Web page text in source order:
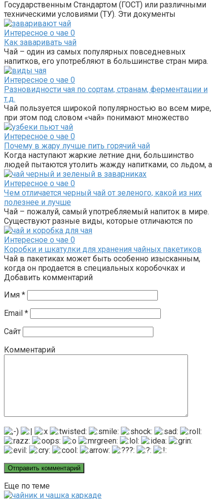
Государственным Стандартом (ГОСТ) или различными
техническими условиями (ТУ). Эти документы
Интересное о чае 0
Как заваривать чай
Чай – один из самых популярных повседневных
напитков, его употребляют в большинстве стран мира.
Интересное о чае 0
Разновидности чая по сортам, странам, ферментации и
т.д.
Чай пользуется широкой популярностью во всем мире,
при этом под словом «чай» понимают множество
Интересное о чае 0
Почему в жару лучше пить горячий чай
Когда наступают жаркие летние дни, большинство
людей пытаются утолить жажду напитками, со льдом, а
Интересное о чае 0
Чем отличается черный чай от зеленого, какой из них
полезнее и лучше
Чай – пожалуй, самый употребляемый напиток в мире.
Существуют разные виды, которые отличаются по
Интересное о чае 0
Коробки и шкатулки для хранения чайных пакетиков
Чай в пакетиках может быть особенно изысканным,
когда он продается в специальных коробочках и
Добавить комментарий
Имя *
Email *
Сайт
Комментарий
Еще по теме